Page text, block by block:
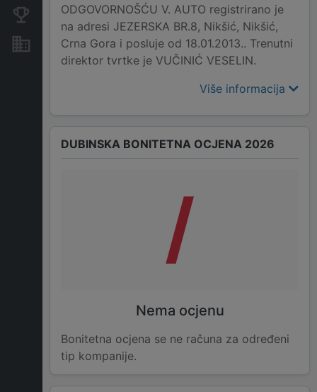
Konkurentne kompanije
Nekretnine i imovina
ODGOVORNOŠĆU V. AUTO registrirano je
na adresi JEZERSKA BR.8, Nikšić, Nikšić,
Crna Gora i posluje od 18.01.2013.. Trenutni
direktor tvrtke je VUČINIĆ VESELIN.
Više informacija
DUBINSKA BONITETNA OCJENA 2026
/
Nema ocjenu
Bonitetna ocjena se ne računa za određeni
tip kompanije.